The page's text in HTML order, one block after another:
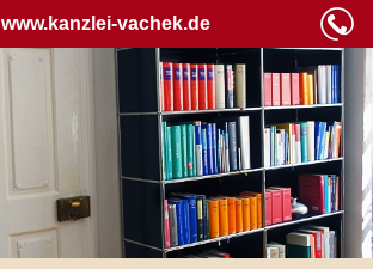
www.kanzlei-vachek.de